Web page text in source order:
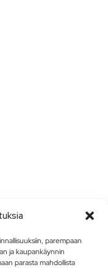
parempaan
ja kaupankäynnin
parasta mahdollista